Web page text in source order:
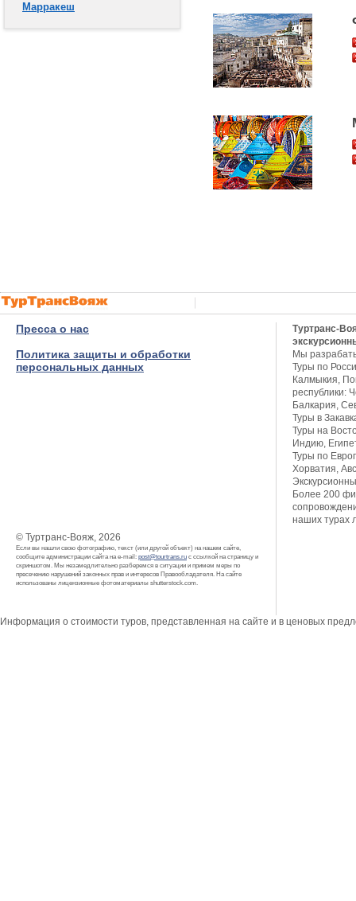
Марракеш
Пресса о нас
Политика защиты и обработки
персональных данных
© Туртранс-Вояж, 2026
Если вы нашли свою фотографию, текст (или другой объект) на нашем сайте,
сообщите администрации сайта на e-mail: post@tourtrans.ru с ссылкой на страницу и
скриншотом. Мы незамедлительно разберемся в ситуации и примем меры по
пресечению нарушений законных прав и интересов Правообладателя. На сайте
использованы лицензионные фотоматериалы shutterstock.com.
Туртранс-
Мы
Туры по
Калмыкия,
республики:
Балкария,
Туры в
Туры на
Индию,
Туры по
Хорватия,
Более 200
наших турах
Информация о стоимости туров, представленная на сайте и в ценовых